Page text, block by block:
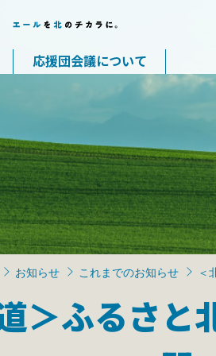
応援団会議について
お知らせ これまでのお知らせ ＜
＞ふるさと